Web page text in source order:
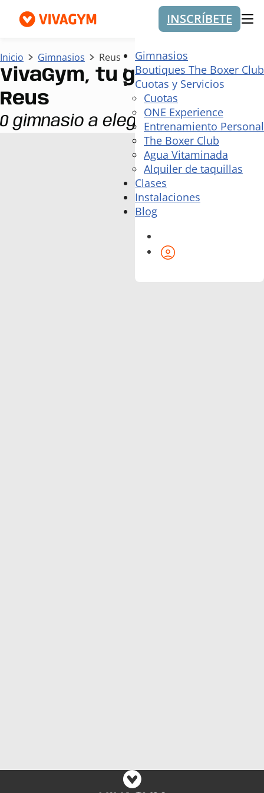
INSCRÍBETE
Gimnasios
Boutiques The Boxer Club
Cuotas y Servicios
Cuotas
ONE Experience
Entrenamiento Personal
The Boxer Club
Agua Vitaminada
Alquiler de taquillas
Clases
Instalaciones
Blog
Inicio Gimnasios Reus
VivaGym, tu gimnasio en
Reus
0 gimnasio a elegir